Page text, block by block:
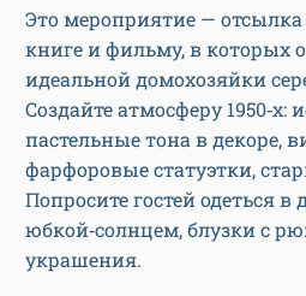
Это мероприятие —
книге и фильму, в которых
идеальной домохозяйки
Создайте атмосферу 1950‑х:
пастельные тона в декоре,
фарфоровые статуэтки,
Попросите гостей одеться в
юбкой‑солнцем, блузки с
украшения.